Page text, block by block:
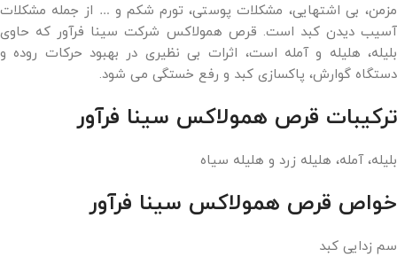
مزمن، بی اشتهایی، مشکلات پوستی، تورم شکم و … از جمله مشکلات
آسیب دیدن کبد است. قرص همولاکس شرکت سینا فرآور که حاوی
بلیله، هلیله و آمله است، اثرات بی نظیری در بهبود حرکات روده و
دستگاه گوارش، پاکسازی کبد و رفع خستگی می شود.
ترکیبات قرص همولاکس سینا فرآور
بلیله، آمله، هلیله زرد و هلیله سیاه
خواص قرص همولاکس سینا فرآور
سم زدایی کبد